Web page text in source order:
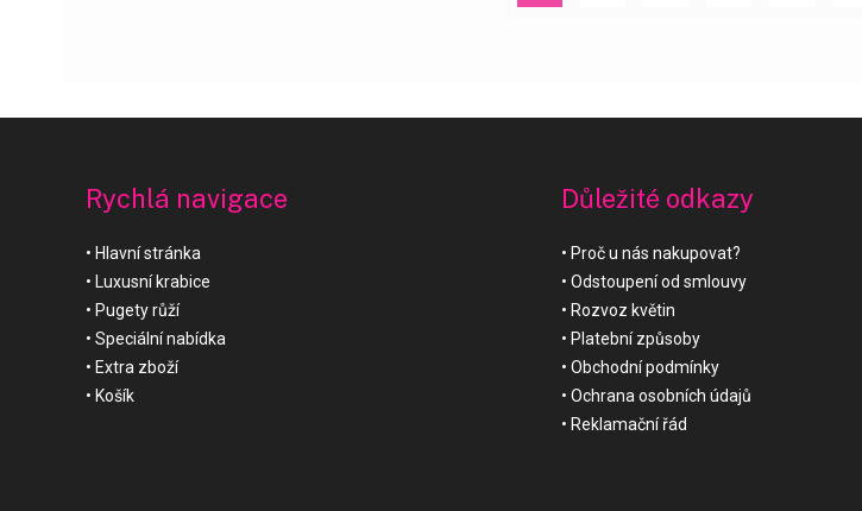
Rychlá navigace
Hlavní stránka
Luxusní krabice
Pugety růží
Speciální nabídka
Extra zboží
Košík
Důležité odkazy
Proč u nás nakupovat?
Odstoupení od smlouvy
Rozvoz květin
Platební způsoby
Obchodní podmínky
Ochrana osobních údajů
Reklamační řád